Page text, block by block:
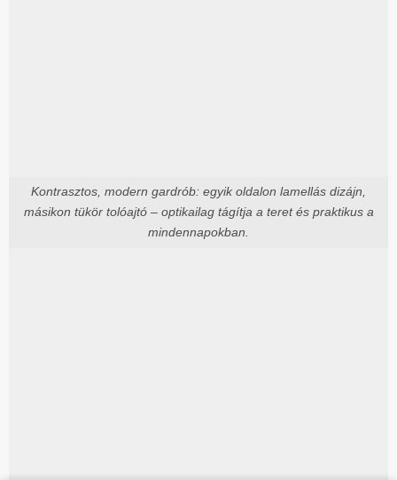
Kontrasztos, modern gardrób: egyik oldalon lamellás dizájn,
másikon tükör tolóajtó – optikailag tágítja a teret és praktikus a
mindennapokban.